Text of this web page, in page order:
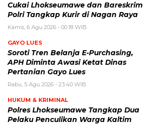
Cukai Lhokseumawe dan Bareskrim
Polri Tangkap Kurir di Nagan Raya
Kamis, 6 Agu 2026 - 00:18 WIB
GAYO LUES
Soroti Tren Belanja E-Purchasing,
APH Diminta Awasi Ketat Dinas
Pertanian Gayo Lues
Rabu, 5 Agu 2026 - 23:40 WIB
HUKUM & KRIMINAL
Polres Lhokseumawe Tangkap Dua
Pelaku Penculikan Warga Kaltim